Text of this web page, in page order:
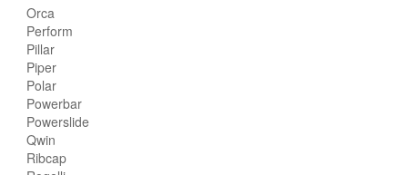
Orca
Perform
Pillar
Piper
Polar
Powerbar
Powerslide
Qwin
Ribcap